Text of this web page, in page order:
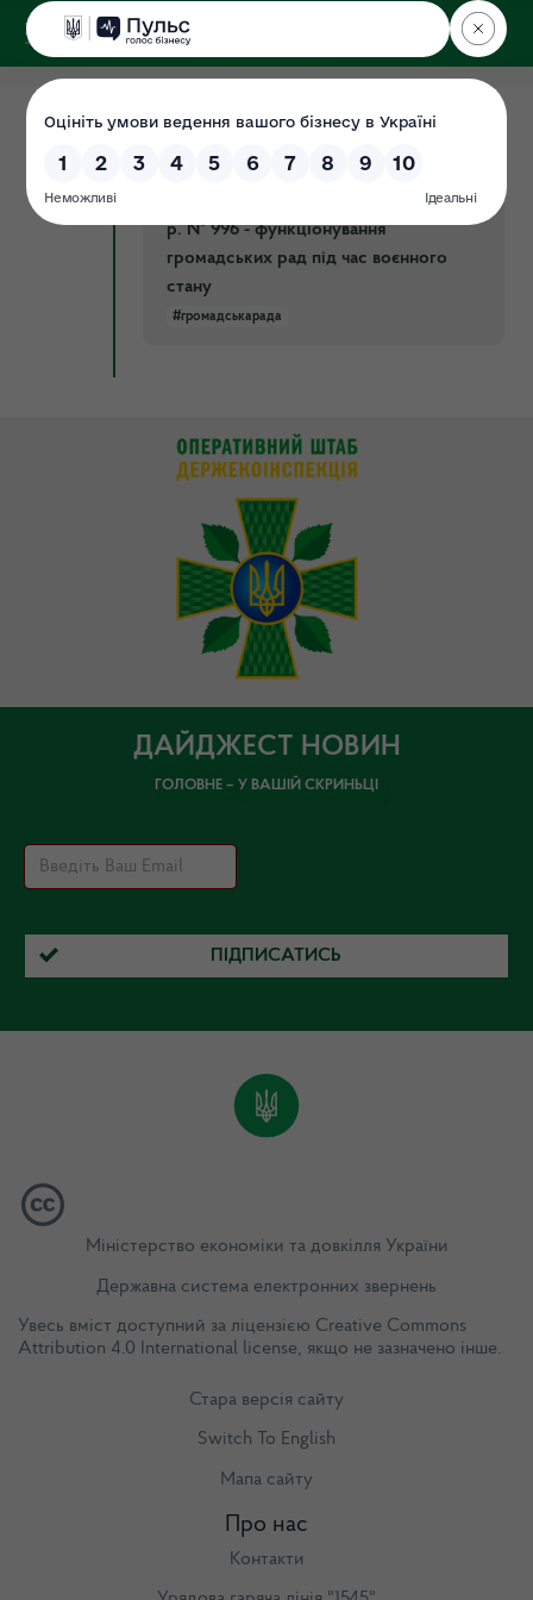
ДЕРЖЕКОІНСПЕКЦІЯ
18.08.2022
Документ
Київ Про внесення зміни до
постанови КМУ від 3 листопада 2010
р. № 996 - функціонування
громадських рад під час воєнного
стану
#громадськарада
ДАЙДЖЕСТ НОВИН
ГОЛОВНЕ – У ВАШІЙ СКРИНЬЦІ
ПІДПИСАТИСЬ
Міністерство економіки та довкілля України
Державна система електронних звернень
Увесь вміст доступний за ліцензією Creative Commons
Attribution 4.0 International license, якщо не зазначено інше.
Стара версія сайту
Switch To English
Мапа сайту
Про нас
Контакти